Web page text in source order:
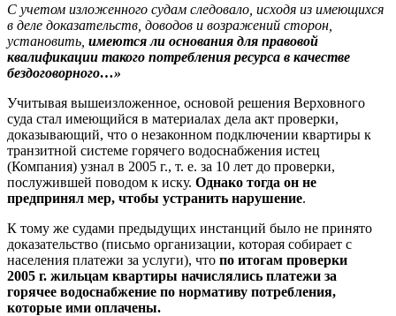
С учетом изложенного судам следовало, исходя из имеющихся
в деле доказательств, доводов и возражений сторон,
установить, имеются ли основания для правовой
квалификации такого потребления ресурса в качестве
бездоговорного…»
Учитывая вышеизложенное, основой решения Верховного
суда стал имеющийся в материалах дела акт проверки,
доказывающий, что о незаконном подключении квартиры к
транзитной системе горячего водоснабжения истец
(Компания) узнал в 2005 г., т. е. за 10 лет до проверки,
послужившей поводом к иску. Однако тогда он не
предпринял мер, чтобы устранить нарушение.
К тому же судами предыдущих инстанций было не принято
доказательство (письмо организации, которая собирает с
населения платежи за услуги), что по итогам проверки
2005 г. жильцам квартиры начислялись платежи за
горячее водоснабжение по нормативу потребления,
которые ими оплачены.